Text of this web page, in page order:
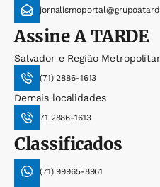
AssineA TARDE
Salvador e Região
(71) 2886-1613
Demais localidades
71 2886-1613
Classificados
(71) 99965-8961